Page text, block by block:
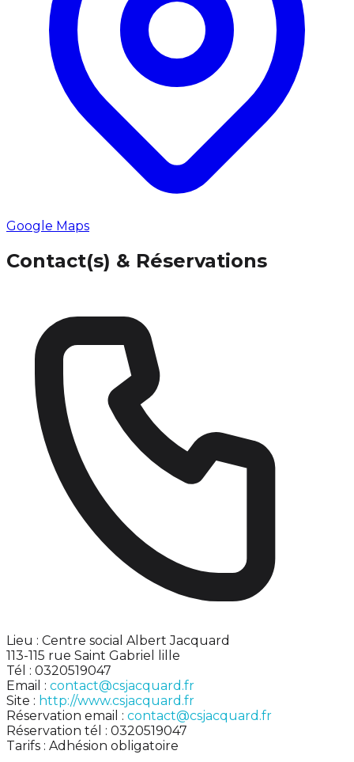
Google Maps
Contact(s) & Réservations
Lieu : Centre social Albert Jacquard
113-115 rue Saint Gabriel lille
Tél : 0320519047
Email : contact@csjacquard.fr
Site : http://www.csjacquard.fr
Réservation email : contact@csjacquard.fr
Réservation tél : 0320519047
Tarifs : Adhésion obligatoire